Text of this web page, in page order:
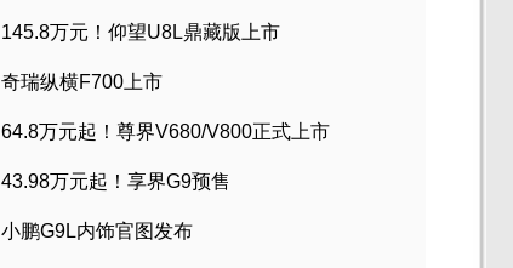
145.8万元！仰望U8L鼎藏版上市
奇瑞纵横F700上市
64.8万元起！尊界V680/V800正式上市
43.98万元起！享界G9预售
小鹏G9L内饰官图发布